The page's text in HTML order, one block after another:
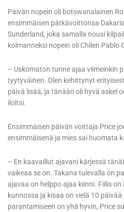
Päivän nopein oli botswanalainen
ensimmäisen pätkävoittonsa
Sunderland, joka samalla nousi
kolmanneksi nopein oli Chilen Pablo
– Uskomaton tunne ajaa viimeinkin
tyytyväinen. Olen kehittynyt
päivä lisää, ja tänään oli hyvä askel
iloitsi.
Ensimmäisen päivän voittaja Price
ensimmäisenä ja mies sai huomata
– En kaavaillut ajavani kärjessä
vaikeaa se on. Takana tulevalla on
ajavaa on helppo ajaa kiinni. Fiilis
kunnossa ja kisaa on vielä 10
parantamiseen on yhä hyvin, Price